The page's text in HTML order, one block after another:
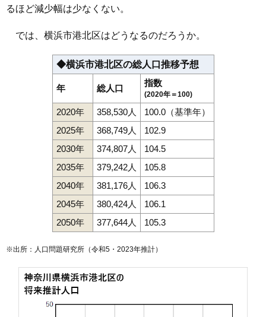
るほど減少幅は少なくない。
では、横浜市港北区はどうなるのだろうか。
◆横浜市港北区の総人口推移予想
年 総人口
指数
(2020年＝100)
2020年 358,530人
100.0（基準年）
2025年
368,749人
102.9
2030年
374,807人
104.5
2035年
379,242人
105.8
2040年
381,176人
106.3
2045年
380,424人
106.1
2050年
377,644人 105.3
※出所：人口問題研究所（令和5・2023年推計）